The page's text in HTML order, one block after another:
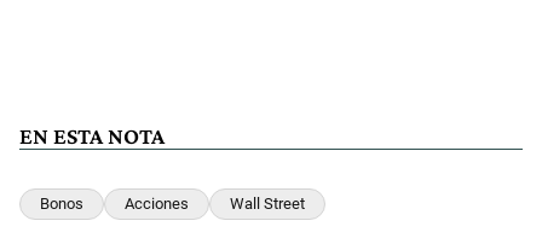
EN ESTA NOTA
Bonos Acciones Wall Street